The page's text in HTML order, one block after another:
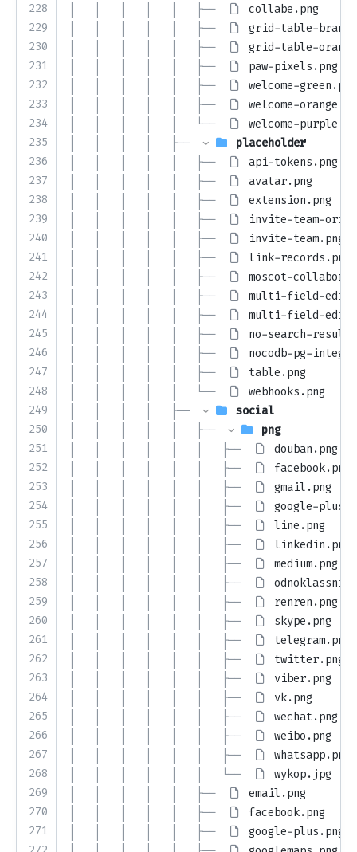
228
229
230
231
232
233
234
235
236
237
238
239
240
241
242
243
244
245
246
247
248
249
250
251
252
253
254
255
256
257
258
259
260
261
262
263
264
265
266
267
268
269
270
271
│   │   │   │   │   ├──
collabe.png
│   │   │   │   │   ├──
grid-table-
│   │   │   │   │   ├──
grid-table-
│   │   │   │   │   ├──
paw-pixels.png
│   │   │   │   │   ├──
welcome-green.png
│   │   │   │   │   ├──
welcome-
│   │   │   │   │   └──
welcome-
│   │   │   │   ├──
placeholder
│   │   │   │   │   ├──
api-tokens.png
│   │   │   │   │   ├──
avatar.png
│   │   │   │   │   ├──
extension.png
│   │   │   │   │   ├──
invite-team-
│   │   │   │   │   ├──
invite-team.png
│   │   │   │   │   ├──
link-records.png
│   │   │   │   │   ├──
moscot-
│   │   │   │   │   ├──
multi-field-
│   │   │   │   │   ├──
multi-field-
│   │   │   │   │   ├──
no-search-
│   │   │   │   │   ├──
nocodb-pg-
│   │   │   │   │   ├──
table.png
│   │   │   │   │   └──
webhooks.png
│   │   │   │   ├──
social
│   │   │   │   │   ├──
png
│   │   │   │   │   │   ├──
douban.png
│   │   │   │   │   │   ├──
facebook.png
│   │   │   │   │   │   ├──
gmail.png
│   │   │   │   │   │   ├──
google-
│   │   │   │   │   │   ├──
line.png
│   │   │   │   │   │   ├──
linkedin.png
│   │   │   │   │   │   ├──
medium.png
│   │   │   │   │   │   ├──
│   │   │   │   │   │   ├──
renren.png
│   │   │   │   │   │   ├──
skype.png
│   │   │   │   │   │   ├──
telegram.png
│   │   │   │   │   │   ├──
twitter.png
│   │   │   │   │   │   ├──
viber.png
│   │   │   │   │   │   ├──
vk.png
│   │   │   │   │   │   ├──
wechat.png
│   │   │   │   │   │   ├──
weibo.png
│   │   │   │   │   │   ├──
whatsapp.png
│   │   │   │   │   │   └──
wykop.jpg
│   │   │   │   │   ├──
email.png
│   │   │   │   │   ├──
facebook.png
│   │   │   │   │   ├──
google-plus.png